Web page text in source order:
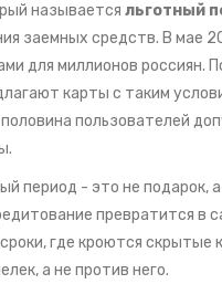
называется льготный
заемных средств. В мае
для миллионов россиян.
карты с таким
пользователей
период - это не подарок,
превратится в
где кроются скрытые
а не против него.